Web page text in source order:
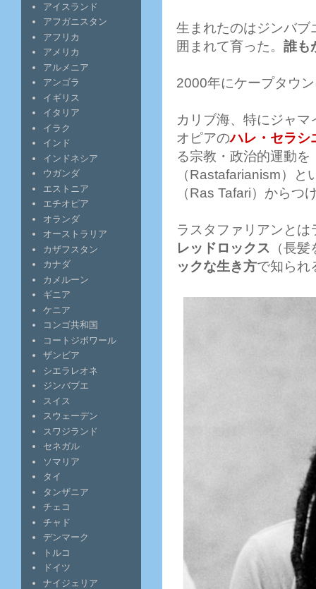
生まれたのはジンバブ
囲まれて育った。 誰も
2000年にケープタウ
カリブ海、特にジャ
オピアのハレ・セラシ
る宗教・政治的運動を
（Rastafarianism）
（Ras Tafari）からつ
ラスタファリアンと
レッドロックス （長
ックな生き方で知られ
アイスランド
アフガニスタン
アフリカ
アメリカ
アルメニア
アンゴラ
イギリス
イタリア
イラク
インド
インドネシア
ウガンダ
エストニア
エチオピア
オランダ
オーストラリア
カザフスタン
カナダ
カメルーン
ギニア
ケニア
コンゴ共和国
コートジボワール
ザンビア
シエラレオネ
ジンバブエ
スイス
スウェーデン
スワジランド
セネガル
ソマリア
タイ
タンザニア
チェコ
チャド
デンマーク
トルコ
ドイツ
ナイジェリア